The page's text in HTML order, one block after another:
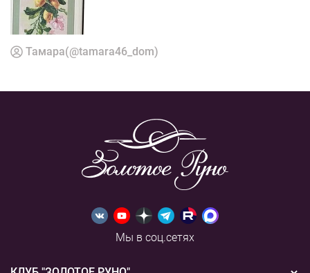
Тамара(@tamara46_dom)
Мы в соц.сетях